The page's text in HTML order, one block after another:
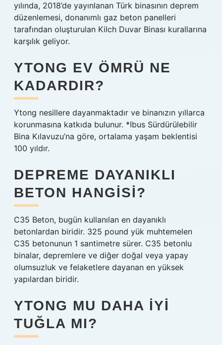
yılında, 2018’de yayınlanan Türk binasının deprem
düzenlemesi, donanımlı gaz beton panelleri
tarafından oluşturulan Kilch Duvar Binası kurallarına
karşılık geliyor.
YTONG EV ÖMRÜ NE
KADARDIR?
Ytong nesillere dayanmaktadır ve binanızın yıllarca
korunmasına katkıda bulunur. *Ibus Sürdürülebilir
Bina Kılavuzu’na göre, ortalama yaşam beklentisi
100 yıldır.
DEPREME DAYANIKLI
BETON HANGISI?
C35 Beton, bugün kullanılan en dayanıklı
betonlardan biridir. 325 pound yük muhtemelen
C35 betonunun 1 santimetre sürer. C35 betonlu
binalar, depremlere ve diğer doğal veya yapay
olumsuzluk ve felaketlere dayanan en yüksek
yapılardan biridir.
YTONG MU DAHA IYI
TUĞLA MI?